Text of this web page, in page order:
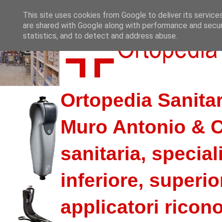
Ortopedia
Muro Antonio &
sanitaria,
inferiore,
applicatori
This site uses cookies from Google to deliver its
are shared with Google along with performance and
statistics, and to detect and address abuse.